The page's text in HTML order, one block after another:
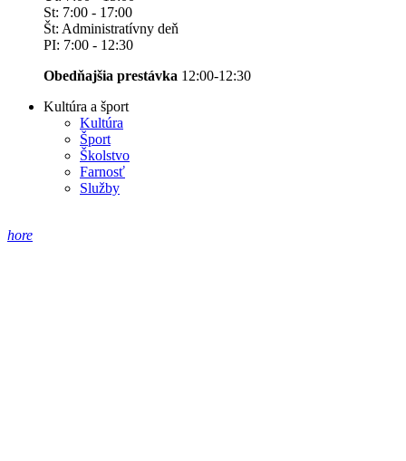
St: 7:00 - 17:00
Št: Administratívny deň
PI: 7:00 - 12:30
Obedňajšia prestávka 12:00-12:30
Kultúra a šport
Kultúra
Šport
Školstvo
Farnosť
Služby
hore